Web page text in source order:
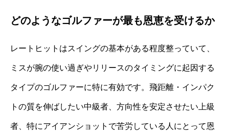
どのようなゴルファーが最も恩恵を受けるか
レートヒットはスイングの基本がある程度整っていて、
ミスが腕の使い過ぎやリリースのタイミングに起因する
タイプのゴルファーに特に有効です。飛距離・インパク
トの質を伸ばしたい中級者、方向性を安定させたい上級
者、特にアイアンショットで苦労している人にとって恩